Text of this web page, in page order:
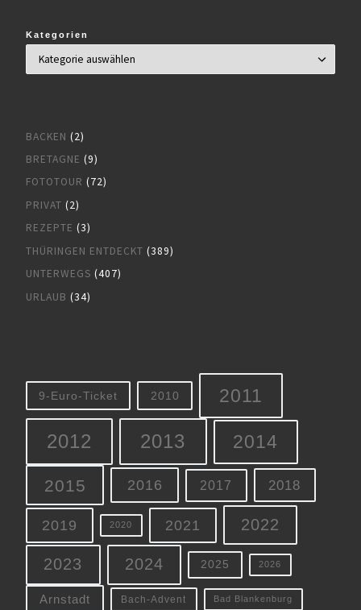
Kategorien
BACKEN (2)
BRETAGNE (9)
FOTOTOUR (72)
PRIVAT (2)
REZEPTE (3)
THÜRINGEN ENTDECKT (389)
UNTERWEGS (407)
URLAUB (34)
9-Euro-Ticket 2010 2011
2012 2013 2014
2015 2016 2017 2018
2019 2020 2021 2022
2023 2024 2025 2026
Arnstadt Bach-Advent Bad Blankenburg